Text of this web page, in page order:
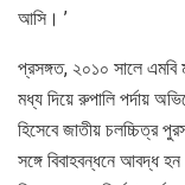
আসি। ’
প্রসঙ্গত, ২০১০ সালে এম‌বি
মধ্য দিয়ে রুপালি পর্দায়
হিসেবে জাতীয় চল‌চ্চিত্র
সঙ্গে বিবাহবন্ধনে আবদ্ধ